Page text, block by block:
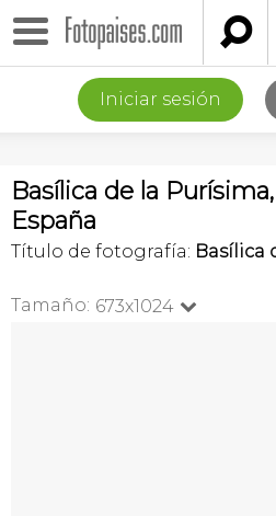

Iniciar sesión
Basílica de la
España
Título de fotografía: Basílica
Tamaño: 673x1024 